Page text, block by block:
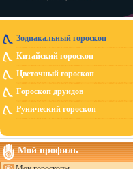
Зодиакальный гороскоп
Китайский гороскоп
Цветочный гороскоп
Гороскоп друидов
Рунический гороскоп
Мой профиль